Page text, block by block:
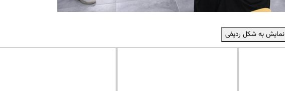
نمایش به شکل ردیفی